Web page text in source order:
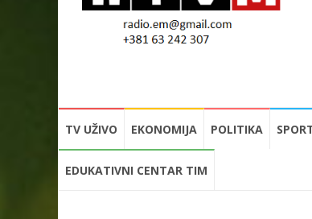
to
content
TV UŽIVO EKONOMIJA POLITIKA
EDUKATIVNI CENTAR TIM